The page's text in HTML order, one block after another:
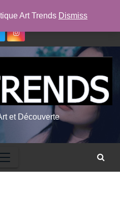
6:15:23 AM
et Découverte
Art Trends Dismiss